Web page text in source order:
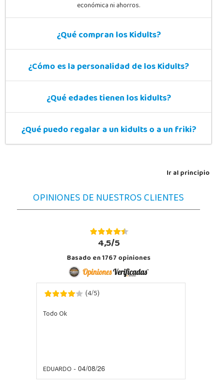
económica ni ahorros.
¿Qué compran los Kidults?
¿Cómo es la personalidad de los Kidults?
¿Qué edades tienen los kidults?
¿Qué puedo regalar a un kidults o a un friki?
Ir al principio
OPINIONES DE NUESTROS CLIENTES
4,5/5
Basado en1767opiniones
(4/5)
Todo Ok
EDUARDO - 04/08/26